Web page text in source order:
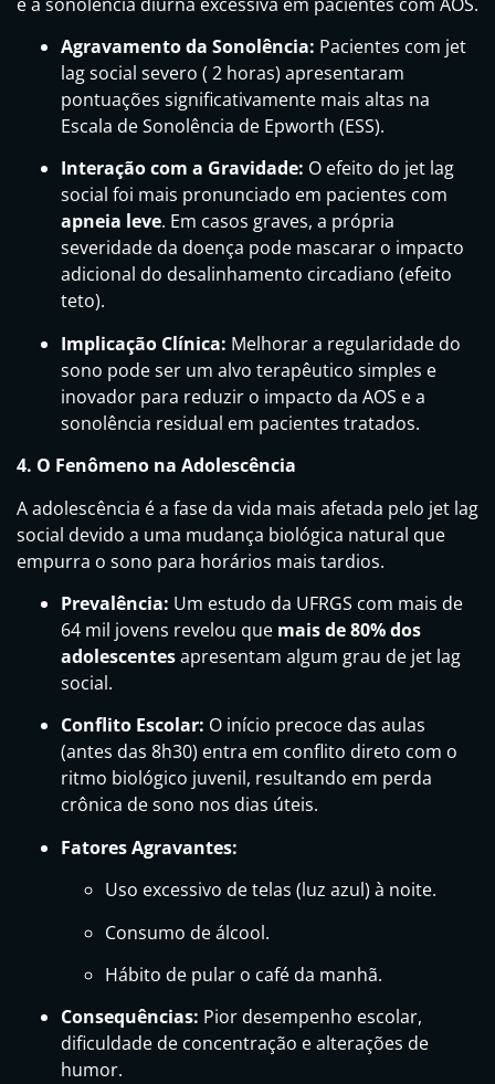
Agravamento da Sonolência: Pacientes com jet
lag social severo ( 2 horas) apresentaram
pontuações significativamente mais altas na
Escala de Sonolência de Epworth (ESS).
Interação com a Gravidade: O efeito do jet lag
social foi mais pronunciado em pacientes com
apneia leve. Em casos graves, a própria
severidade da doença pode mascarar o impacto
adicional do desalinhamento circadiano (efeito
teto).
Implicação Clínica: Melhorar a regularidade do
sono pode ser um alvo terapêutico simples e
inovador para reduzir o impacto da AOS e a
sonolência residual em pacientes tratados.
4. O Fenômeno na Adolescência
A adolescência é a fase da vida mais afetada pelo jet lag
social devido a uma mudança biológica natural que
empurra o sono para horários mais tardios.
Prevalência: Um estudo da UFRGS com mais de
64 mil jovens revelou que mais de 80% dos
adolescentesapresentam algum grau de jet lag
social.
Conflito Escolar: O início precoce das aulas
(antes das 8h30) entra em conflito direto com o
ritmo biológico juvenil, resultando em perda
crônica de sono nos dias úteis.
Fatores Agravantes:
Uso excessivo de telas (luz azul) à noite.
Consumo de álcool.
Hábito de pular o café da manhã.
Consequências: Pior desempenho escolar,
dificuldade de concentração e alterações de
humor.